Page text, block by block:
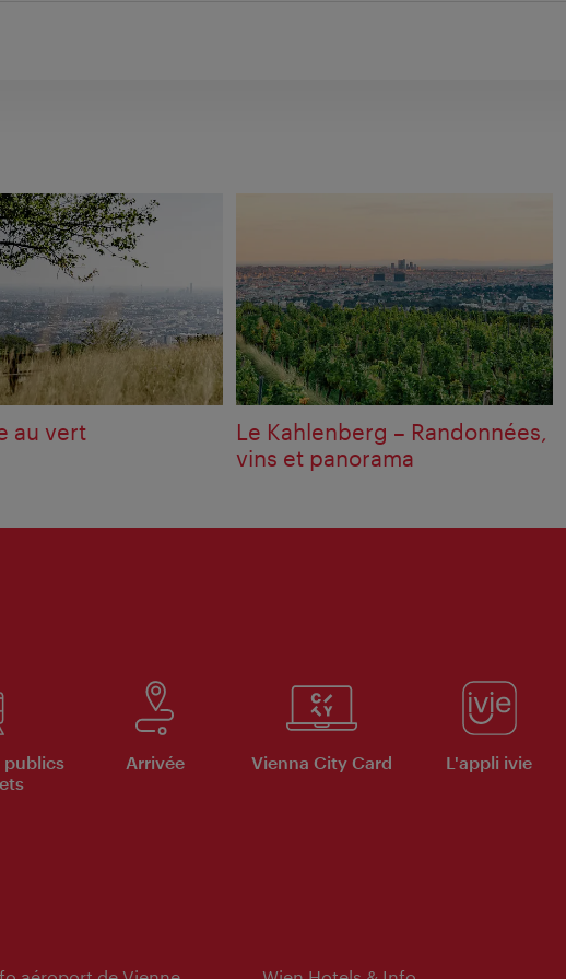
au vert
Le Kahlenberg – Randonnées,
vins et panorama
publics
Arrivée Vienna City Card L'appli ivie